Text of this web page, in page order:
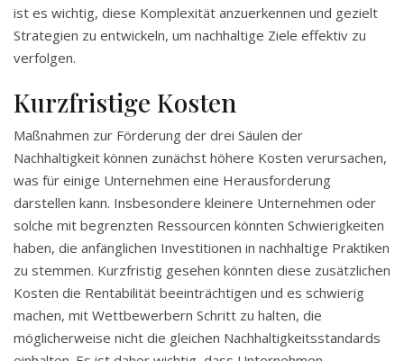
ist es wichtig, diese Komplexität anzuerkennen und gezielt
Strategien zu entwickeln, um nachhaltige Ziele effektiv zu
verfolgen.
Kurzfristige Kosten
Maßnahmen zur Förderung der drei Säulen der
Nachhaltigkeit können zunächst höhere Kosten verursachen,
was für einige Unternehmen eine Herausforderung
darstellen kann. Insbesondere kleinere Unternehmen oder
solche mit begrenzten Ressourcen könnten Schwierigkeiten
haben, die anfänglichen Investitionen in nachhaltige Praktiken
zu stemmen. Kurzfristig gesehen könnten diese zusätzlichen
Kosten die Rentabilität beeinträchtigen und es schwierig
machen, mit Wettbewerbern Schritt zu halten, die
möglicherweise nicht die gleichen Nachhaltigkeitsstandards